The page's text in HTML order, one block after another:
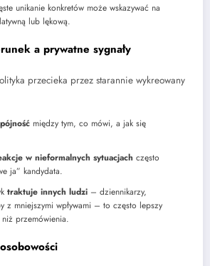
unikanie konkretów może wskazywać na
lub lękową.
a prywatne sygnały
przecieka przez starannie wykreowany
między tym, co mówi, a jak się
w nieformalnych sytuacjach często
ja” kandydata.
traktuje innych ludzi – dziennikarzy,
z mniejszymi wpływami – to często lepszy
niż przemówienia.